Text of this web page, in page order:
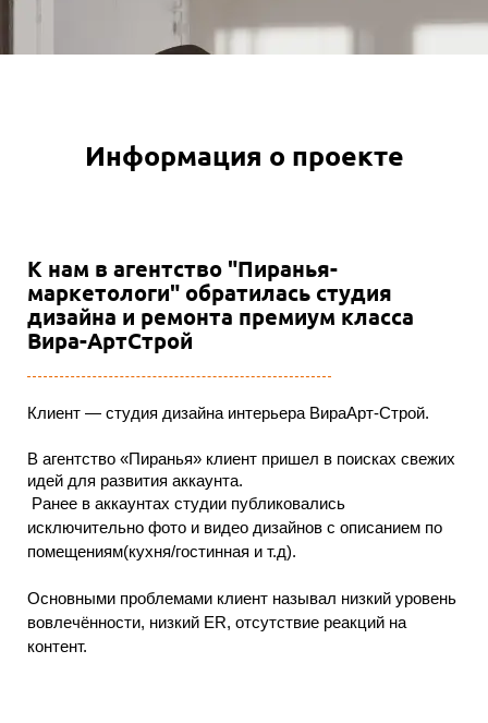
Информация о проекте
К нам в агентство "Пиранья-
маркетологи" обратилась студия
дизайна и ремонта премиум класса
Вира-АртСтрой
Клиент — студия дизайна интерьера ВираАрт-Строй.
В агентство «Пиранья» клиент пришел в поисках свежих
идей для развития аккаунта.
Ранее в аккаунтах студии публиковались
исключительно фото и видео дизайнов с описанием по
помещениям(кухня/гостинная и т.д).
Основными проблемами клиент называл низкий уровень
вовлечённости, низкий ER, отсутствие реакций на
контент.